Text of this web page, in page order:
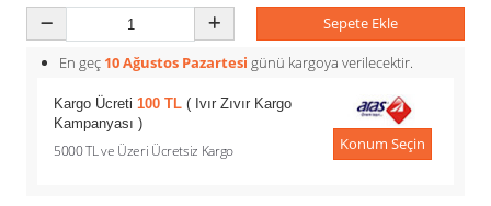
Sepete Ekle
En geç 10 Ağustos Pazartesi günü kargoya verilecektir.
Kargo Ücreti 100 TL ( Ivır Zıvır Kargo
Kampanyası )
5000 TL ve Üzeri Ücretsiz Kargo Konum Seçin